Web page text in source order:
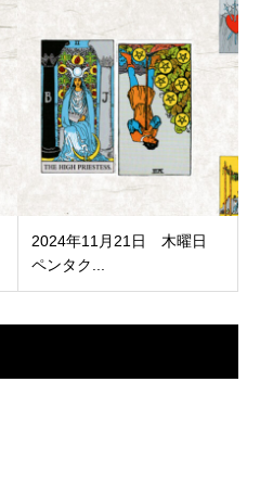
2024年11月21日 木曜日
ペンタク...